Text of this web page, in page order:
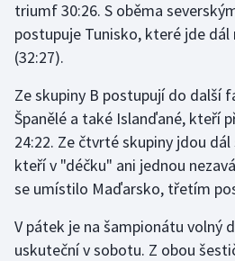
Short track
Sportovní střelba
Stolní tenis
Triatlon
Veslování
Vodní slalom
triumf 30:26. S oběma
postupuje Tunisko, které jde dál
(32:27).
Ze skupiny B postupují do další
Španělé a také Islanďané, kteří
24:22. Ze čtvrté skupiny jdou dál
kteří v "déčku" ani jednou
se umístilo Maďarsko, třetím
V pátek je na šampionátu volný
uskuteční v sobotu. Z obou